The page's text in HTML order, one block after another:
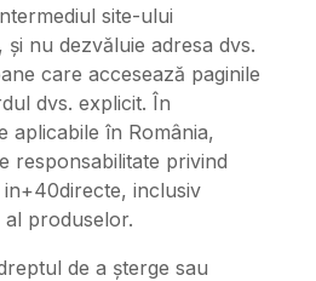
site-ului
nu dezvăluie adresa dvs.
care accesează paginile
dvs. explicit. În
aplicabile în România,
responsabilitate privind
inclusiv
produselor.
de a șterge sau